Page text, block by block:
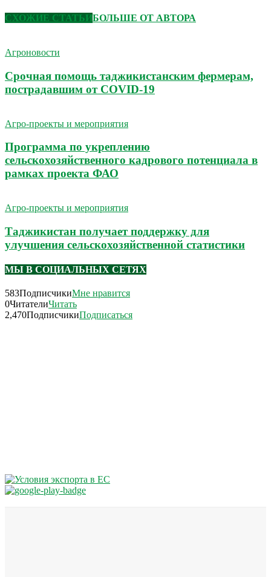
СХОЖИЕ СТАТЬИБОЛЬШЕ ОТ АВТОРА
Агроновости
Срочная помощь таджикистанским фермерам,
пострадавшим от COVID-19
Агро-проекты и мероприятия
Программа по укреплению
сельскохозяйственного кадрового потенциала в
рамках проекта ФАО
Агро-проекты и мероприятия
Таджикистан получает поддержку для
улучшения сельскохозяйственной статистики
МЫ В СОЦИАЛЬНЫХ СЕТЯХ
583ПодписчикиМне нравится
0ЧитателиЧитать
2,470ПодписчикиПодписаться